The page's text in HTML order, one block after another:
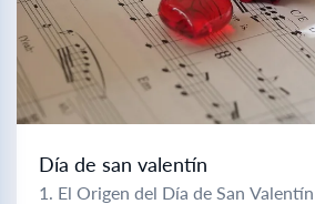
Día de san valentín
1. El Origen del Día de San